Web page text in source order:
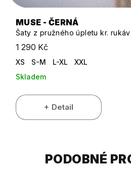
MUSE - ČERNÁ
Šaty z pružného úpletu kr. rukáv
1 290 Kč
XS S-M L-XL
XXL
Skladem
Detail
PODOBNÉ